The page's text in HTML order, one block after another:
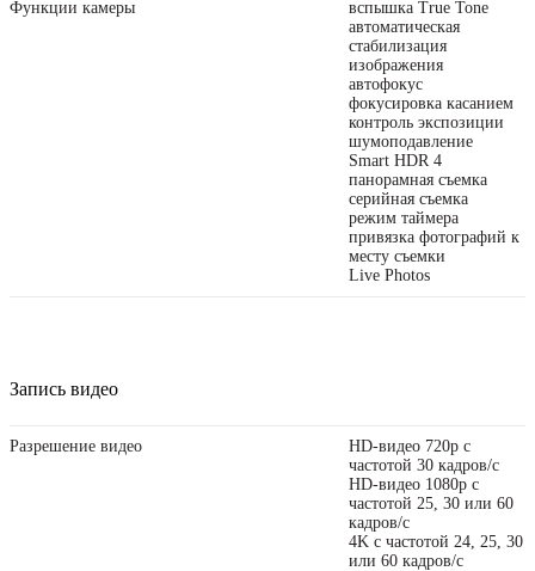
Функции камеры
вспышка True Tone
автоматическая
стабилизация
изображения
автофокус
фокусировка касанием
контроль экспозиции
шумоподавление
Smart HDR 4
панорамная съемка
серийная съемка
режим таймера
привязка фотографий к
месту съемки
Live Photos
Запись видео
Разрешение видео
HD-видео 720p с
частотой 30 кадров/ с
HD-видео 1080p с
частотой 25, 30 или 60
кадров/ с
4K с частотой 24, 25, 30
или 60 кадров/ с